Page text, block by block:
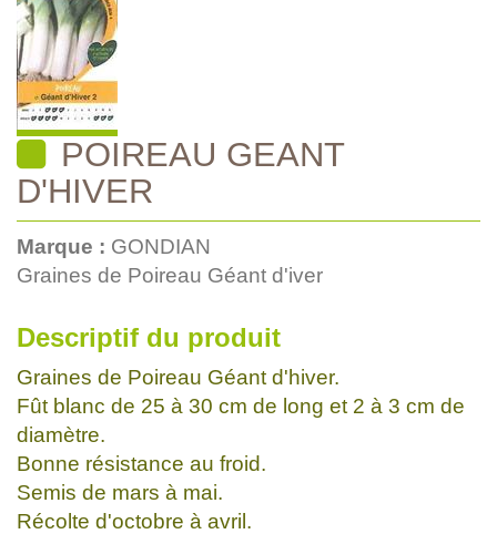
POIREAU GEANT
D'HIVER
Marque : GONDIAN
Graines de Poireau Géant d'iver
Descriptif du produit
Graines de Poireau Géant d'hiver.
Fût blanc de 25 à 30 cm de long et 2 à 3 cm de
diamètre.
Bonne résistance au froid.
Semis de mars à mai.
Récolte d'octobre à avril.